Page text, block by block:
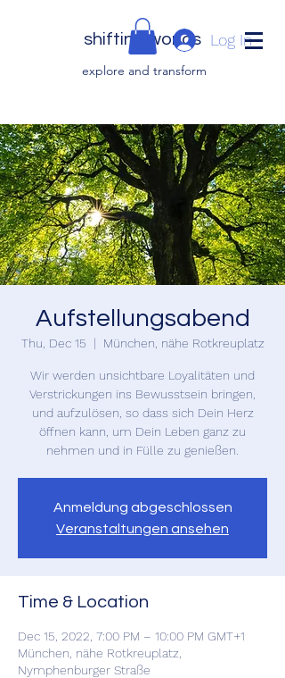
shifting worlds
explore and transform
Log In
Aufstellungsabend
Thu, Dec 15
  |
München, nähe Rotkreuplatz
Wir werden unsichtbare Loyalitäten und
Verstrickungen ins Bewusstsein bringen,
und aufzulösen, so dass sich Dein Herz
öffnen kann, um Dein Leben ganz zu
nehmen und in Fülle zu genießen.
Anmeldung abgeschlossen
Veranstaltungen ansehen
Time & Location
Dec 15, 2022, 7:00 PM – 10:00 PM GMT+1
München, nähe Rotkreuplatz,
Nymphenburger Straße